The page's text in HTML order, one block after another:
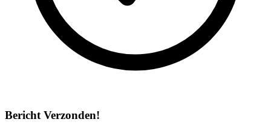
Bericht Verzonden!